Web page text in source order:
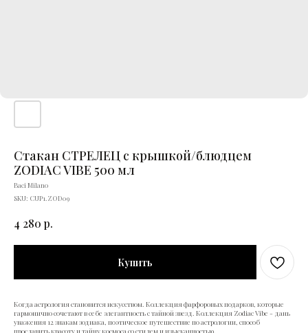
Стакан СТРЕЛЕЦ с крышкой/блюдцем
ZODIAC VIBE 500 мл
Baci Milano
SKU: CUP1.ZOD09
4 280 р.
Купить
Когда астрология становится искусством. Коллекция фарфоровых подарков, которые
гармонично сочетают в себе элегантность с тайной звезд. Коллекция Zodiac Vibe - дань
уважения 12 знакам зодиака, поэтическое путешествие по астрологии, способ
прославить красоту и тайну космоса со стилем и изысканностью.